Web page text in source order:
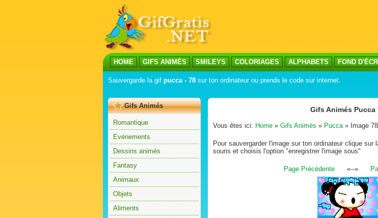
HOME GIFS ANIMÉS SMILEYS COLORIAGES ALPHABETS FOND
Sauvergarde la gif pucca - 78 sur ton ordinateur ou prends le code sur internet.
Gifs Animés
Romantique
Evénements
Dessins animés
Fantasy
Animaux
Objets
Aliments
Gifs Animés Pucca
Vous êtes ici: Home » Gifs Animés » Pucca» Image 78
Pour sauvergarder l'image sur ton ordinateur clique
souris et choisis l'option "enregistrer l'image sous"
Page Précédente«--»